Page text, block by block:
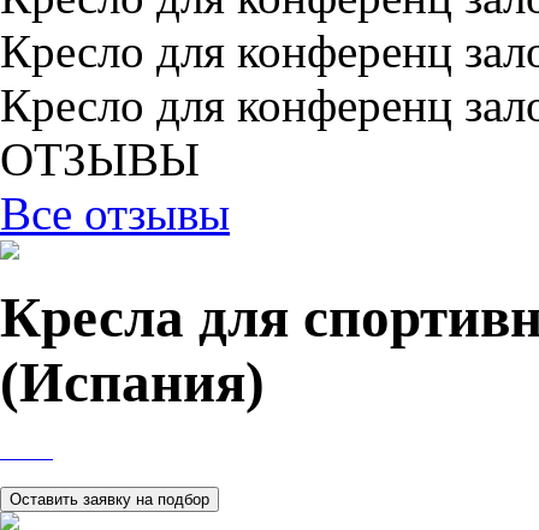
Кресло для конференц
Кресло для конференц
ОТЗЫВЫ
Все отзывы
Кресла для
(Испания)